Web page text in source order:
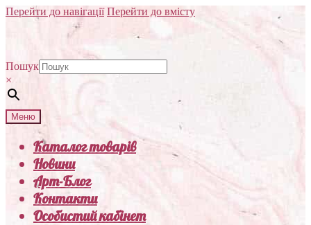
Перейти до навігації Перейти до вмісту
Пошук
×
Меню
Каталог товарів
Новини
Арт-Блог
Контакти
Особистий кабінет